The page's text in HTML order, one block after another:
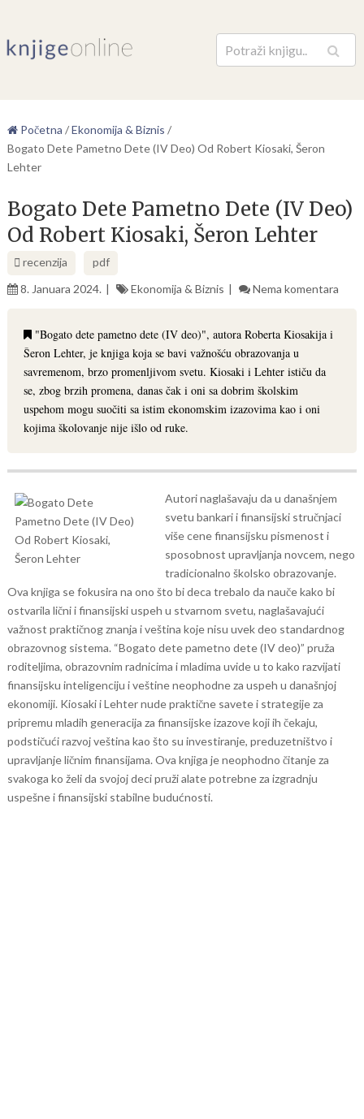
Pretraga
Početna /Ekonomija & Biznis /
Bogato Dete Pametno Dete (IV Deo) Od Robert Kiosaki, Šeron
Lehter
Bogato Dete Pametno Dete (IV Deo)
Od Robert Kiosaki, Šeron Lehter
recenzija
pdf
8. Januara 2024.
Ekonomija & Biznis Nema komentara
"Bogato dete pametno dete (IV deo)", autora Roberta Kiosakija i
Šeron Lehter, je knjiga koja se bavi važnošću obrazovanja u
savremenom, brzo promenljivom svetu. Kiosaki i Lehter ističu da
se, zbog brzih promena, danas čak i oni sa dobrim školskim
uspehom mogu suočiti sa istim ekonomskim izazovima kao i oni
kojima školovanje nije išlo od ruke.
Autori naglašavaju da u današnjem
svetu bankari i finansijski stručnjaci
više cene finansijsku pismenost i
sposobnost upravljanja novcem, nego
tradicionalno školsko obrazovanje.
Ova knjiga se fokusira na ono što bi deca trebalo da nauče kako bi
ostvarila lični i finansijski uspeh u stvarnom svetu, naglašavajući
važnost praktičnog znanja i veština koje nisu uvek deo standardnog
obrazovnog sistema. “Bogato dete pametno dete (IV deo)” pruža
roditeljima, obrazovnim radnicima i mladima uvide u to kako razvijati
finansijsku inteligenciju i veštine neophodne za uspeh u današnjoj
ekonomiji. Kiosaki i Lehter nude praktične savete i strategije za
pripremu mladih generacija za finansijske izazove koji ih čekaju,
podstičući razvoj veština kao što su investiranje, preduzetništvo i
upravljanje ličnim finansijama. Ova knjiga je neophodno čitanje za
svakoga ko želi da svojoj deci pruži alate potrebne za izgradnju
uspešne i finansijski stabilne budućnosti.